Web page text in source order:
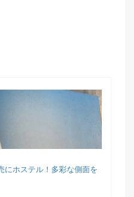
にホステル！多彩な側面を